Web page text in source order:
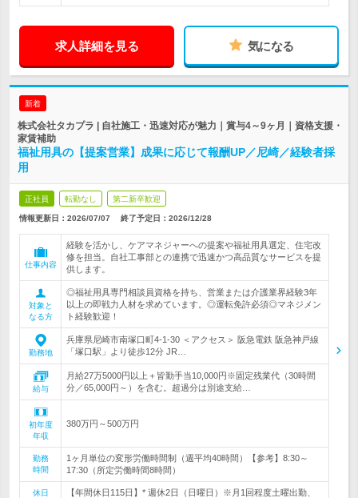
求人詳細を見る 気になる
新着
株式会社タカプラ | 自社施工・迅速対応が魅力｜賞与4～9ヶ月｜資格支援・
家賃補助
福祉用具の【提案営業】成果に応じて報酬UP／尼崎／経験者採
用
正社員 転勤なし 第二新卒歓迎
情報更新日：2026/07/07 終了予定日： 2026/12/28
仕事内容
経験を活かし、ケアマネジャーへの提案や福祉用具選定、住宅改
修を担当。自社工事部との連携で迅速かつ高品質なサービスを提
供します。
対象と
なる方
◎福祉用具専門相談員資格を持ち、営業または介護業界経験3年
以上の即戦力人材を求めています。◎運転免許必須◎マネジメン
ト経験歓迎！
勤務地
兵庫県尼崎市南塚口町4-1-30 ＜アクセス＞ 阪急電鉄 阪急神戸線
「塚口駅」より徒歩12分 JR…
給与
月給27万5000円以上＋皆勤手当10,000円※固定残業代（30時間
分／65,000円～）を含む。超過分は別途支給…
初年度
年収
380万円～500万円
勤務
時間
1ヶ月単位の変形労働時間制（週平均40時間）【参考】8:30～
17:30（所定労働時間8時間）
休日
【年間休日115日】* 週休2日（日曜日）※月1回程度土曜出勤、